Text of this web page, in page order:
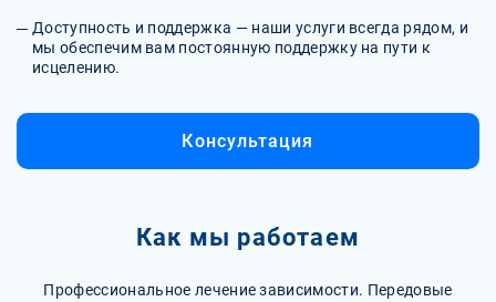
Доступность и поддержка — наши услуги всегда рядом, и
мы обеспечим вам постоянную поддержку на пути к
исцелению.
Консультация
Как мы работаем
Профессиональное лечение зависимости. Передовые